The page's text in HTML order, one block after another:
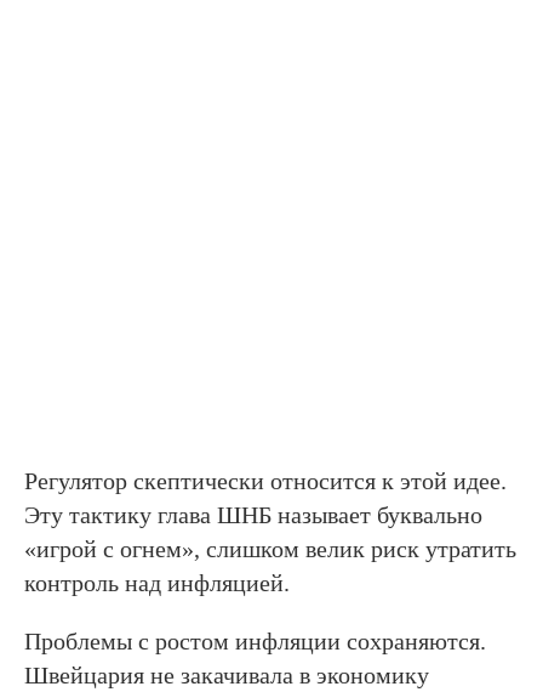
Регулятор скептически относится к этой идее.
Эту тактику глава ШНБ называет буквально
«игрой с огнем», слишком велик риск утратить
контроль над инфляцией.
Проблемы с ростом инфляции сохраняются.
Швейцария не закачивала в экономику